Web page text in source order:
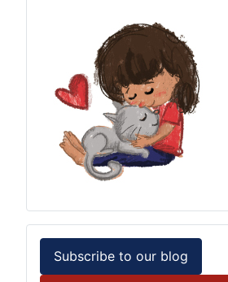
Subscribe to our blog